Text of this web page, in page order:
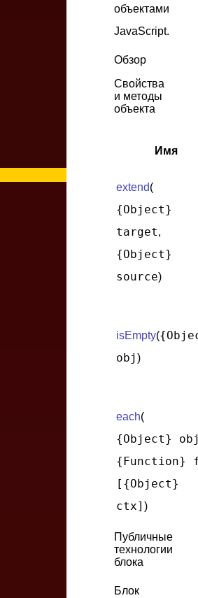
объектами
JavaScript.
Обзор
Свойства
и методы
объекта
Имя
extend(
{Object}
target,
{Object}
source)
isEmpty(
obj)
each(
{Object}
{Function}
[{Object}
ctx] )
Публичные
технологии
блока
Блок